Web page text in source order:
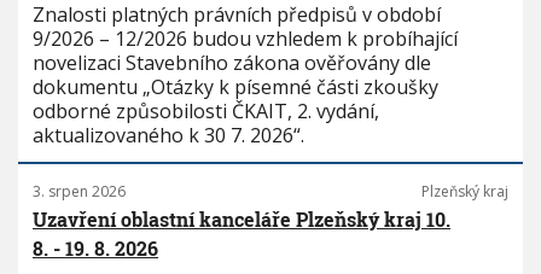
Znalosti platných právních předpisů v období
9/2026 – 12/2026 budou vzhledem k probíhající
novelizaci Stavebního zákona ověřovány dle
dokumentu „Otázky k písemné části zkoušky
odborné způsobilosti ČKAIT, 2. vydání,
aktualizovaného k 30 7. 2026“.
3. srpen 2026 Plzeňský kraj
Uzavření oblastní kanceláře Plzeňský kraj 10.
8. - 19. 8. 2026